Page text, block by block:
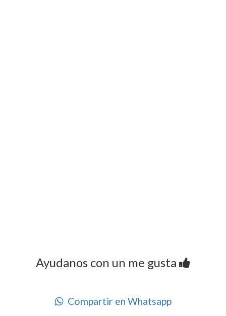
Ayudanos con un me gusta
Compartir en Whatsapp